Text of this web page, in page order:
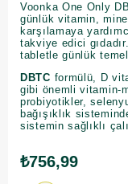
Voonka One Only
günlük vitamin,
karşılamaya
takviye edici
tabletle günlük
DBTC formülü, D
gibi önemli vitamin-
probiyotikler,
bağışıklık
sistemin sağlıklı
₺756,99